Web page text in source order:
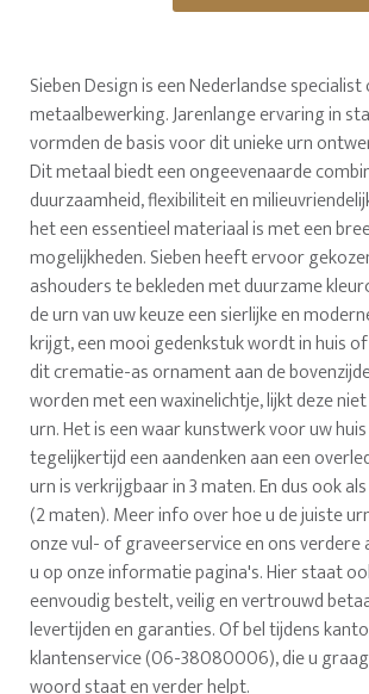
Sieben Design is een Nederlandse
metaalbewerking. Jarenlange ervaring in
vormden de basis voor dit unieke urn
Dit metaal biedt een ongeevenaarde
duurzaamheid, flexibiliteit en
het een essentieel materiaal is met een
mogelijkheden. Sieben heeft ervoor
ashouders te bekleden met duurzame
de urn van uw keuze een sierlijke en
krijgt, een mooi gedenkstuk wordt in huis
dit crematie-as ornament aan de
worden met een waxinelichtje, lijkt deze
urn. Het is een waar kunstwerk voor uw
tegelijkertijd een aandenken aan een
urn is verkrijgbaar in 3 maten. En dus ook
(2 maten). Meer info over hoe u de juiste
onze vul- of graveerservice en ons
u op onze informatie pagina's. Hier staat
eenvoudig bestelt, veilig en vertrouwd
levertijden en garanties. Of bel tijdens
klantenservice (06-38080006), die u